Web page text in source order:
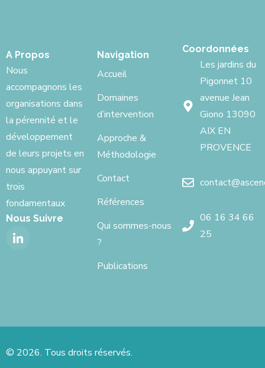
A Propos
Nous
accompagnons les
organisations dans
la pérennité et le
développement
de leurs projets en
nous appuyant sur
trois
fondamentaux
Nous Suivre
Navigation
Accueil
Domaines
d’intervention
Approche &
Méthodologie
Contact
Références
Qui sommes-nous
?
Publications
Coordonnées
Les jardins du
Pigonnet 10
avenue Jean
Giono 13090
AIX EN
PROVENCE
06 16 34 66
25
© 2026. Tous droits réservés.